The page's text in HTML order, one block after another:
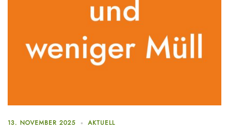
13. NOVEMBER 2025 AKTUELL